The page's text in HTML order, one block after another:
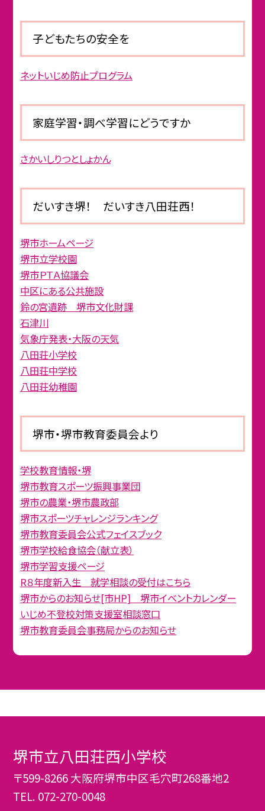
子どもたちの安全を
ネットいじめ防止プログラム
家庭学習・調べ学習にどうですか
さかいしりつとしょかん
だいすき堺！ だいすき八田荘西！
堺市ホームページ
堺市立学校園
堺市ＰＴＡ協議会
中区にある公共施設
鈴の宮遺跡 堺市文化財課
石津川
気象庁発表・大阪の天気
八田荘小学校
八田荘中学校
八田荘幼稚園
堺市・堺市教育委員会より
学校教育情報・堺
堺市教育スポーツ振興事業団
堺市の農業・堺市農政部
堺市スポーツチャレンジランキング
堺市教育委員会公式フェイスブック
堺市学校給食協会（献立表）
堺市学習支援ページ
R８年度新入生 就学相談の受付はこちら
堺市からのお知らせ[市HP] 堺市イベントカレンダー
いじめ不登校対策支援室相談窓口
堺市教育委員会事務局からのお知らせ
堺市立八田荘西小学校
〒599-8266 大阪府堺市中区毛穴町268番地2
TEL. 072-270-0048